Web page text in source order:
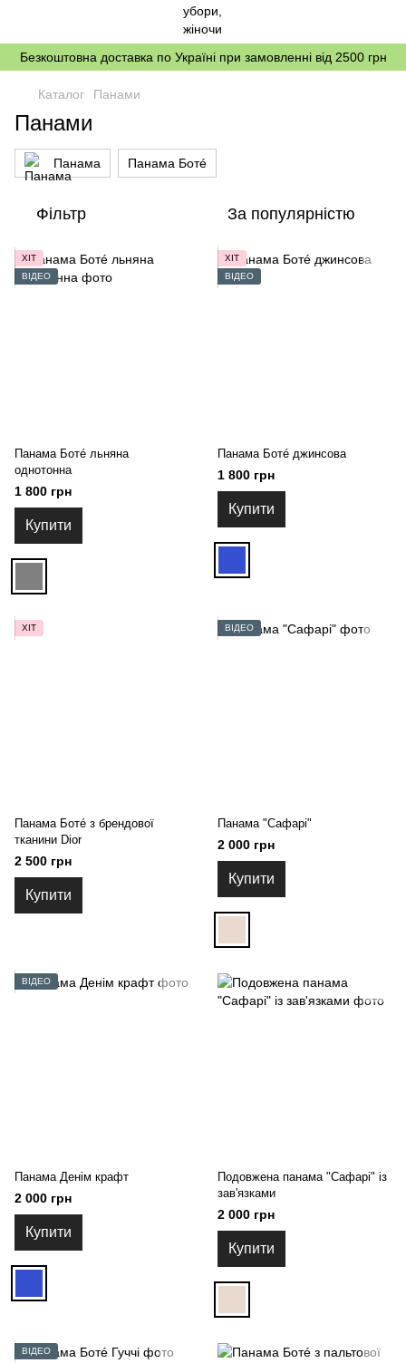
Безкоштовна доставка по Україні при замовленні від 2500 грн
Каталог Панами
Панами
Панама Панама Ботé
Фільтр За популярністю
ХІТ
ВІДЕО
Панама Ботé льняна
однотонна
1 800 грн
Купити
ХІТ
ВІДЕО
Панама Ботé джинсова
1 800 грн
Купити
ХІТ
Панама Ботé з брендової
тканини Dior
2 500 грн
Купити
ВІДЕО
Панама "Сафарі"
2 000 грн
Купити
ВІДЕО
Панама Денім крафт
2 000 грн
Купити
Подовжена панама "Сафарі" із
зав'язками
2 000 грн
Купити
ВІДЕО